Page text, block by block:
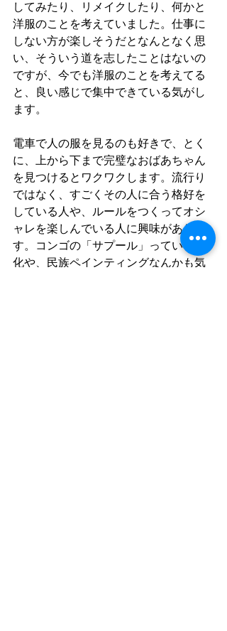
してみたり、リメイクしたり、何かと
洋服のことを考えていました。仕事に
しない方が楽しそうだとなんとなく思
い、そういう道を志したことはないの
ですが、今でも洋服のことを考えてる
と、良い感じで集中できている気がし
ます。
電車で人の服を見るのも好きで、とく
に、上から下まで完璧なおばあちゃん
を見つけるとワクワクします。流行り
ではなく、すごくその人に合う格好を
している人や、ルールをつくってオシ
ャレを楽しんでいる人に興味がありま
す。コンゴの「サプール」っていう文
化や、民族ペインティングなんかも気